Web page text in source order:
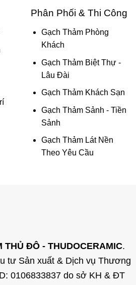
Phân Phối & Thi Công
Gạch Thảm Phòng
Khách
Gạch Thảm Biệt Thự -
Lâu Đài
Gạch Thảm Khách Sạn
Gạch Thảm Sảnh - Tiền
Sảnh
Gạch Thảm Lát Nền
Theo Yêu Cầu
THỦ ĐÔ - THUDOCERAMIC.
tư Sản xuất & Dịch vụ Thương
0106833837 do sở KH & ĐT